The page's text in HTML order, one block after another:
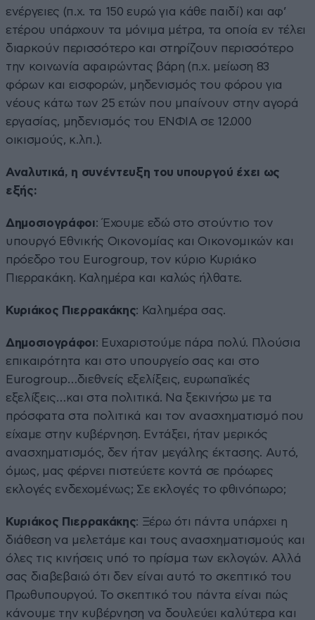
ενέργειες (π.χ. τα 150 ευρώ για κάθε παιδί) και αφ’
ετέρου υπάρχουν τα μόνιμα μέτρα, τα οποία εν τέλει
διαρκούν περισσότερο και στηρίζουν περισσότερο
την κοινωνία αφαιρώντας βάρη (π.χ. μείωση 83
φόρων και εισφορών, μηδενισμός του φόρου για
νέους κάτω των 25 ετών που μπαίνουν στην αγορά
εργασίας, μηδενισμός του ΕΝΦΙΑ σε 12.000
οικισμούς, κ.λπ.).
Αναλυτικά, η συνέντευξη του υπουργού έχει ως
εξής:
Δημοσιογράφοι: Έχουμε εδώ στο στούντιο τον
υπουργό Εθνικής Οικονομίας και Οικονομικών και
πρόεδρο του Eurogroup, τον κύριο Κυριάκο
Πιερρακάκη. Καλημέρα και καλώς ήλθατε.
Κυριάκος Πιερρακάκης: Καλημέρα σας.
Δημοσιογράφοι: Ευχαριστούμε πάρα πολύ. Πλούσια
επικαιρότητα και στο υπουργείο σας και στο
Eurogroup…διεθνείς εξελίξεις, ευρωπαϊκές
εξελίξεις…και στα πολιτικά. Να ξεκινήσω με τα
πρόσφατα στα πολιτικά και τον ανασχηματισμό που
είχαμε στην κυβέρνηση. Εντάξει, ήταν μερικός
ανασχηματισμός, δεν ήταν μεγάλης έκτασης. Αυτό,
όμως, μας φέρνει πιστεύετε κοντά σε πρόωρες
εκλογές ενδεχομένως; Σε εκλογές το φθινόπωρο;
Κυριάκος Πιερρακάκης: Ξέρω ότι πάντα υπάρχει η
διάθεση να μελετάμε και τους ανασχηματισμούς και
όλες τις κινήσεις υπό το πρίσμα των εκλογών. Αλλά
σας διαβεβαιώ ότι δεν είναι αυτό το σκεπτικό του
Πρωθυπουργού. Το σκεπτικό του πάντα είναι πώς
κάνουμε την κυβέρνηση να δουλεύει καλύτερα και